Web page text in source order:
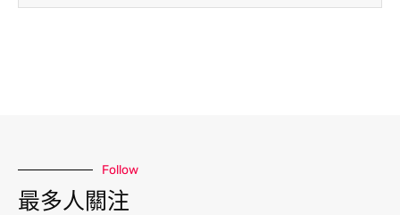
Follow
最多人關注